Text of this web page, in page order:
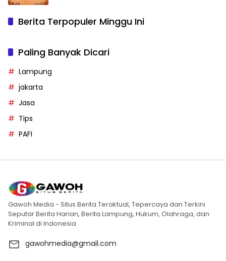
Berita Terpopuler Minggu Ini
Paling Banyak Dicari
Lampung
jakarta
Jasa
Tips
PAFI
Gawoh Media - Situs Berita Teraktual, Tepercaya dan Terkini
Seputar Berita Harian, Berita Lampung, Hukum, Olahraga, dan
Kriminal di Indonesia
gawohmedia@gmail.com